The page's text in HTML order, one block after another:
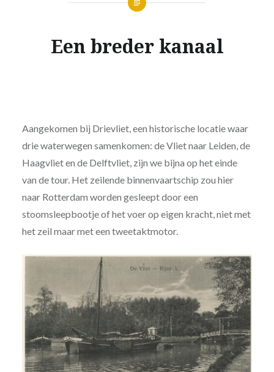
Een breder kanaal
Aangekomen bij Drievliet, een historische locatie waar
drie waterwegen samenkomen: de Vliet naar Leiden, de
Haagvliet en de Delftvliet, zijn we bijna op het einde
van de tour. Het zeilende binnenvaartschip zou hier
naar Rotterdam worden gesleept door een
stoomsleepbootje of het voer op eigen kracht, niet met
het zeil maar met een tweetaktmotor.